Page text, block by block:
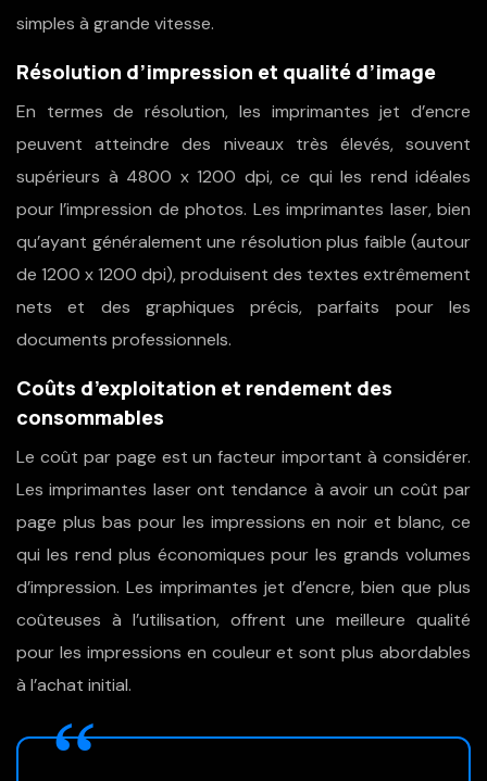
simples à grande vitesse.
Résolution d’impression et qualité d’image
En termes de résolution, les imprimantes jet d’encre
peuvent atteindre des niveaux très élevés, souvent
supérieurs à 4800 x 1200 dpi, ce qui les rend idéales
pour l’impression de photos. Les imprimantes laser, bien
qu’ayant généralement une résolution plus faible (autour
de 1200 x 1200 dpi), produisent des textes extrêmement
nets et des graphiques précis, parfaits pour les
documents professionnels.
Coûts d’exploitation et rendement des
consommables
Le coût par page est un facteur important à considérer.
Les imprimantes laser ont tendance à avoir un coût par
page plus bas pour les impressions en noir et blanc, ce
qui les rend plus économiques pour les grands volumes
d’impression. Les imprimantes jet d’encre, bien que plus
coûteuses à l’utilisation, offrent une meilleure qualité
pour les impressions en couleur et sont plus abordables
à l’achat initial.